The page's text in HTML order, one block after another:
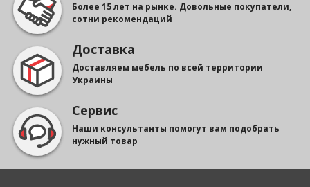
Более 15 лет на рынке. Довольные покупатели,
сотни рекомендаций
Доставка
Доставляем мебель по всей территории
Украины
Сервис
Наши консультанты помогут вам подобрать
нужный товар